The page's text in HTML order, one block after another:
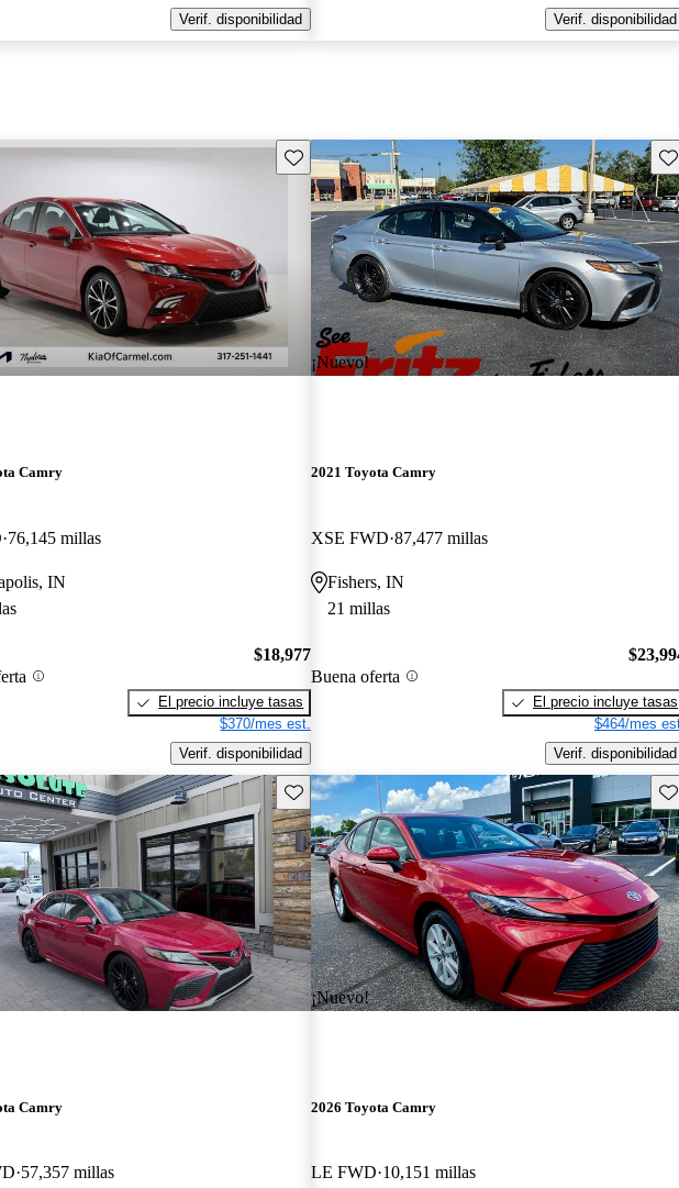
Verif. disponibilidad
Verif. disponibilidad
Guarda este Aviso
Camry
76,145 millas
IN
$18,977
El precio incluye tasas
$370/mes est.
Verif. disponibilidad
¡Nuevo!
2021 Toyota Camry
XSE FWD 87,477 millas
Fishers, IN
21 millas
Buena oferta
El precio incluye tasas
$464/mes
Verif. disponibilidad
Guarda este Aviso
Camry
57,357 millas
¡Nuevo!
2026 Toyota Camry
LE FWD 10,151 millas